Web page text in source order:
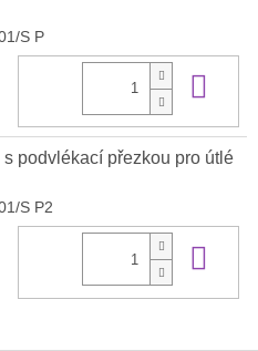
S P
podvlékací přezkou pro útlé
S P2